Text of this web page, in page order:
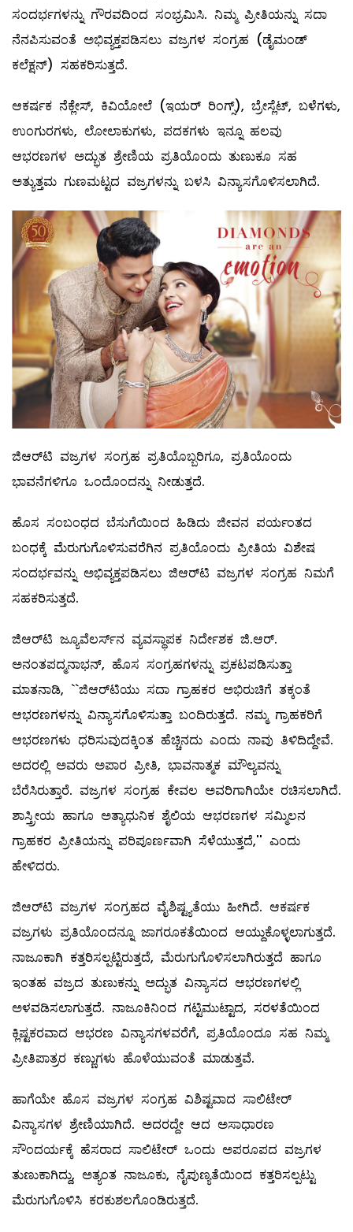
ಸಂದರ್ಭಗಳನ್ನು ಗೌರವದಿಂದ ಸಂಭ್ರಮಿಸಿ. ನಿಮ್ಮ ಪ್ರೀತಿಯನ್ನು ಸದಾ
ನೆನಪಿಸುವಂತೆ ಅಭಿವ್ಯಕ್ತಪಡಿಸಲು ವಜ್ರಗಳ ಸಂಗ್ರಹ (ಡೈಮಂಡ್‌
ಕಲೆಕ್ಷನ್‌) ಸಹಕರಿಸುತ್ತದೆ.
ಆಕರ್ಷಕ ನೆಕ್ಲೇಸ್‌, ಕಿವಿಯೋಲೆ (ಇಯರ್‌ ರಿಂಗ್ಸ್), ಬ್ರೇಸ್ಲೆಟ್, ಬಳೆಗಳು,
ಉಂಗುರಗಳು, ಲೋಲಾಕುಗಳು, ಪದಕಗಳು ಇನ್ನೂ ಹಲವು
ಆಭರಣಗಳ ಅದ್ಭುತ ಶ್ರೇಣಿಯ ಪ್ರತಿಯೊಂದು ತುಣುಕೂ ಸಹ
ಅತ್ಯುತ್ತಮ ಗುಣಮಟ್ಟದ ವಜ್ರಗಳನ್ನು ಬಳಸಿ ವಿನ್ಯಾಸಗೊಳಿಸಲಾಗಿದೆ.
ಜಿಆರ್‌ಟಿ ವಜ್ರಗಳ ಸಂಗ್ರಹ ಪ್ರತಿಯೊಬ್ಬರಿಗೂ, ಪ್ರತಿಯೊಂದು
ಭಾವನೆಗಳಿಗೂ ಒಂದೊಂದನ್ನು ನೀಡುತ್ತದೆ.
ಹೊಸ ಸಂಬಂಧದ ಬೆಸುಗೆಯಿಂದ ಹಿಡಿದು ಜೀವನ ಪರ್ಯಂತದ
ಬಂಧಕ್ಕೆ ಮೆರುಗುಗೊಳಿಸುವರೆಗಿನ ಪ್ರತಿಯೊಂದು ಪ್ರೀತಿಯ ವಿಶೇಷ
ಸಂದರ್ಭವನ್ನು ಅಭಿವ್ಯಕ್ತಪಡಿಸಲು ಜಿಆರ್‌ಟಿ ವಜ್ರಗಳ ಸಂಗ್ರಹ ನಿಮಗೆ
ಸಹಕರಿಸುತ್ತದೆ.
ಜಿಆರ್‌ಟಿ ಜ್ಯೂವೆಲರ್ಸ್‌ನ ವ್ಯವಸ್ಥಾಪಕ ನಿರ್ದೇಶಕ ಜಿ.ಆರ್‌.
ಅನಂತಪದ್ಮನಾಭನ್‌, ಹೊಸ ಸಂಗ್ರಹಗಳನ್ನು ಪ್ರಕಟಪಡಿಸುತ್ತಾ
ಮಾತನಾಡಿ, ``ಜಿಆರ್‌ಟಿಯು ಸದಾ ಗ್ರಾಹಕರ ಅಭಿರುಚಿಗೆ ತಕ್ಕಂತೆ
ಆಭರಣಗಳನ್ನು ವಿನ್ಯಾಸಗೊಳಿಸುತ್ತಾ ಬಂದಿರುತ್ತದೆ. ನಮ್ಮ ಗ್ರಾಹಕರಿಗೆ
ಆಭರಣಗಳು ಧರಿಸುವುದಕ್ಕಿಂತ ಹೆಚ್ಚಿನದು ಎಂದು ನಾವು ತಿಳಿದಿದ್ದೇವೆ.
ಅದರಲ್ಲಿ ಅವರು ಅಪಾರ ಪ್ರೀತಿ, ಭಾವನಾತ್ಮಕ ಮೌಲ್ಯವನ್ನು
ಬೆರೆಸಿರುತ್ತಾರೆ. ವಜ್ರಗಳ ಸಂಗ್ರಹ ಕೇವಲ ಅವರಿಗಾಗಿಯೇ ರಚಿಸಲಾಗಿದೆ.
ಶಾಸ್ತ್ರೀಯ ಹಾಗೂ ಅತ್ಯಾಧುನಿಕ ಶೈಲಿಯ ಆಭರಣಗಳ ಸಮ್ಮಿಲನ
ಗ್ರಾಹಕರ ಪ್ರೀತಿಯನ್ನು ಪರಿಪೂರ್ಣವಾಗಿ ಸೆಳೆಯುತ್ತದೆ,'' ಎಂದು
ಹೇಳಿದರು.
ಜಿಆರ್‌ಟಿ ವಜ್ರಗಳ ಸಂಗ್ರಹದ ವೈಶಿಷ್ಟ್ಯತೆಯು ಹೀಗಿದೆ. ಆಕರ್ಷಕ
ವಜ್ರಗಳು ಪ್ರತಿಯೊಂದನ್ನೂ ಜಾಗರೂಕತೆಯಿಂದ ಆಯ್ದುಕೊಳ್ಳಲಾಗುತ್ತದೆ.
ನಾಜೂಕಾಗಿ ಕತ್ತರಿಸಲ್ಪಟ್ಟಿರುತ್ತದೆ, ಮೆರುಗುಗೊಳಿಸಲಾಗಿರುತ್ತದೆ ಹಾಗೂ
ಇಂತಹ ವಜ್ರದ ತುಣುಕನ್ನು ಅದ್ಭುತ ವಿನ್ಯಾಸದ ಆಭರಣಗಳಲ್ಲಿ
ಅಳವಡಿಸಲಾಗುತ್ತದೆ. ನಾಜೂಕಿನಿಂದ ಗಟ್ಟಿಮುಟ್ಟಾದ, ಸರಳತೆಯಿಂದ
ಕ್ಲಿಷ್ಟಕರವಾದ ಆಭರಣ ವಿನ್ಯಾಸಗಳವರೆಗೆ, ಪ್ರತಿಯೊಂದೂ ಸಹ ನಿಮ್ಮ
ಪ್ರೀತಿಪಾತ್ರರ ಕಣ್ಣುಗಳು ಹೊಳೆಯುವಂತೆ ಮಾಡುತ್ತವೆ.
ಹಾಗೆಯೇ ಹೊಸ ವಜ್ರಗಳ ಸಂಗ್ರಹ ವಿಶಿಷ್ಟವಾದ ಸಾಲಿಟೇರ್‌
ವಿನ್ಯಾಸಗಳ ಶ್ರೇಣಿಯಾಗಿದೆ. ಅದರದ್ದೇ ಆದ ಅಸಾಧಾರಣ
ಸೌಂದರ್ಯಕ್ಕೆ ಹೆಸರಾದ ಸಾಲಿಟೇರ್‌ ಒಂದು ಅಪರೂಪದ ವಜ್ರಗಳ
ತುಣುಕಾಗಿದ್ದು, ಅತ್ಯಂತ ನಾಜೂಕು, ನೈಪುಣ್ಯತೆಯಿಂದ ಕತ್ತರಿಸಲ್ಪಟ್ಟು
ಮೆರುಗುಗೊಳಿಸಿ ಕರಕುಶಲಗೊಂಡಿರುತ್ತದೆ.